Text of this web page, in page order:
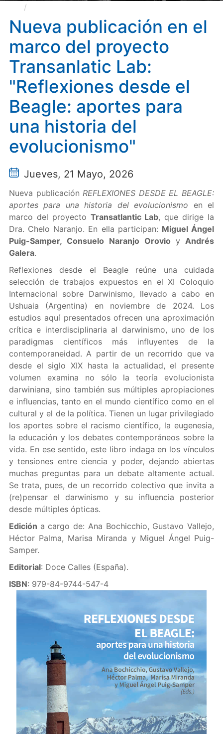
Transanlatic Lab: "Reflexiones desde el Beagle:
aportes para una historia del evolucionismo"
Nueva publicación en el
marco del proyecto
Transanlatic Lab:
"Reflexiones desde el
Beagle: aportes para
una historia del
evolucionismo"
Jueves, 21 Mayo, 2026
Nueva publicación REFLEXIONES DESDE EL BEAGLE:
aportes para una historia del evolucionismo en el
marco del proyecto Transatlantic Lab, que dirige la
Dra. Chelo Naranjo. En ella participan: Miguel Ángel
Puig-Samper, Consuelo Naranjo Orovioy Andrés
Galera.
Reflexiones desde el Beagle reúne una cuidada
selección de trabajos expuestos en el XI Coloquio
Internacional sobre Darwinismo, llevado a cabo en
Ushuaia (Argentina) en noviembre de 2024. Los
estudios aquí presentados ofrecen una aproximación
crítica e interdisciplinaria al darwinismo, uno de los
paradigmas científicos más influyentes de la
contemporaneidad. A partir de un recorrido que va
desde el siglo XIX hasta la actualidad, el presente
volumen examina no sólo la teoría evolucionista
darwiniana, sino también sus múltiples apropiaciones
e influencias, tanto en el mundo científico como en el
cultural y el de la política. Tienen un lugar privilegiado
los aportes sobre el racismo científico, la eugenesia,
la educación y los debates contemporáneos sobre la
vida. En ese sentido, este libro indaga en los vínculos
y tensiones entre ciencia y poder, dejando abiertas
muchas preguntas para un debate altamente actual.
Se trata, pues, de un recorrido colectivo que invita a
(re)pensar el darwinismo y su influencia posterior
desde múltiples ópticas.
Edición a cargo de: Ana Bochicchio, Gustavo Vallejo,
Héctor Palma, Marisa Miranda y Miguel Ángel Puig-
Samper.
Editorial: Doce Calles (España).
ISBN: 979-84-9744-547-4